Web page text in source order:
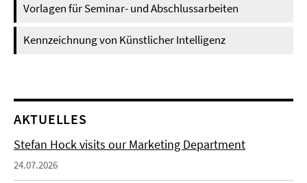
Vorlagen für Seminar- und Abschlussarbeiten
Kennzeichnung von Künstlicher Intelligenz
AKTUELLES
Stefan Hock visits our Marketing Department
24.07.2026